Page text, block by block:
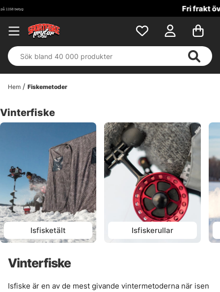
Hem Fiskemetoder
Vinterfiske
Isfisketält Isfiskerullar
Vinterfiske
Isfiske är en av de mest givande vintermetoderna när isen